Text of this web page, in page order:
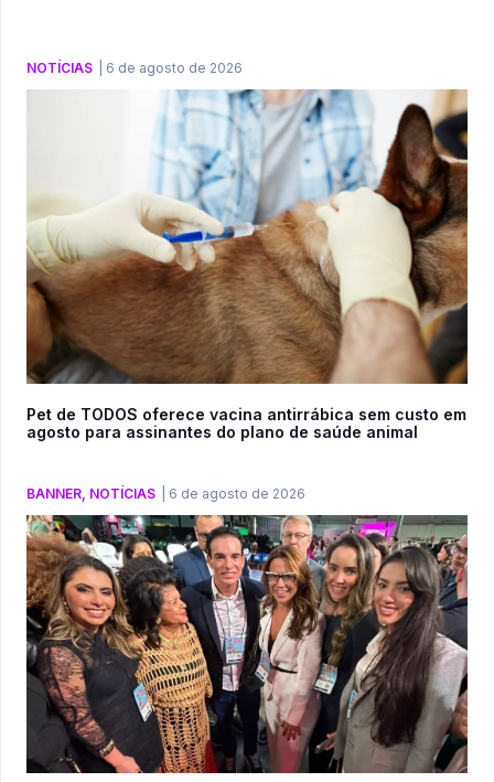
NOTÍCIAS 6 de agosto de 2026
Pet de TODOS oferece vacina antirrábica sem custo em
agosto para assinantes do plano de saúde animal
BANNER NOTÍCIAS 6 de agosto de 2026